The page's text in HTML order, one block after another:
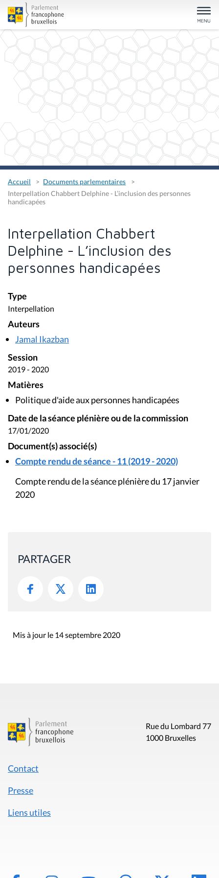
Accueil
Documents parlementaires
Interpellation Chabbert Delphine - L’inclusion des personnes
handicapées
Interpellation Chabbert
Delphine - L’inclusion des
personnes handicapées
Type
Interpellation
Auteurs
Jamal Ikazban
Session
2019 - 2020
Matières
Politique d'aide aux personnes handicapées
Date de la séance plénière ou de la commission
17/01/2020
Document(s) associé(s)
Compte rendu de séance - 11 (2019 - 2020)
Compte rendu de la séance plénière du 17 janvier
2020
PARTAGER
Mis à jour le 14 septembre 2020
Rue du Lombard 77
1000 Bruxelles
Contact
Presse
Liens utiles